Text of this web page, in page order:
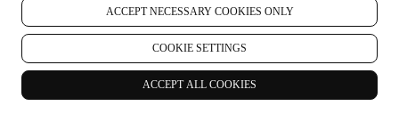
ACCEPT NECESSARY COOKIES ONLY
COOKIE SETTINGS
ACCEPT ALL COOKIES
wiadomości, które mogą mu się spodobać. Nie przewiduje się
żadnych innych skutków. Korzystanie z plików cookie
wymaga zgody użytkownika. Jeżeli użytkownik nie chce, aby
tego rodzaju dane były wykorzystywane w celu
przedstawiania mu reklam, treści albo wiadomości opartych
na zainteresowaniach, można ograniczyć korzystanie z
danych na temat aktywności internetowej użytkownika